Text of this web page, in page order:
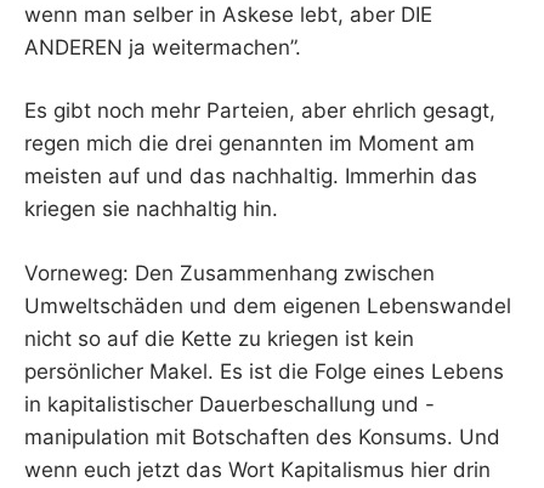
wenn man selber in Askese lebt, aber DIE
ANDEREN ja weitermachen”.
Es gibt noch mehr Parteien, aber ehrlich gesagt,
regen mich die drei genannten im Moment am
meisten auf und das nachhaltig. Immerhin das
kriegen sie nachhaltig hin.
Vorneweg: Den Zusammenhang zwischen
Umweltschäden und dem eigenen Lebenswandel
nicht so auf die Kette zu kriegen ist kein
persönlicher Makel. Es ist die Folge eines Lebens
in kapitalistischer Dauerbeschallung und -
manipulation mit Botschaften des Konsums. Und
wenn euch jetzt das Wort Kapitalismus hier drin